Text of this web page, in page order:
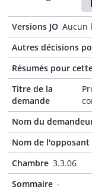
Versions JO Aucun
Autres décisions
Résumés pour
Titre de la
demande
Nom du
Nom de l'opposant
Chambre 3.3.06
Sommaire -